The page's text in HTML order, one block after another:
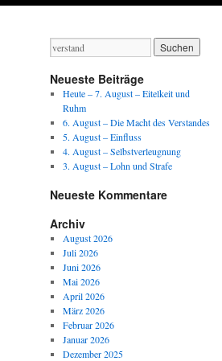
Neueste Beiträge
Heute – 7. August – Eitelkeit und
Ruhm
6. August – Die Macht des Verstandes
5. August – Einfluss
4. August – Selbstverleugnung
3. August – Lohn und Strafe
Neueste Kommentare
Archiv
August 2026
Juli 2026
Juni 2026
Mai 2026
April 2026
März 2026
Februar 2026
Januar 2026
Dezember 2025